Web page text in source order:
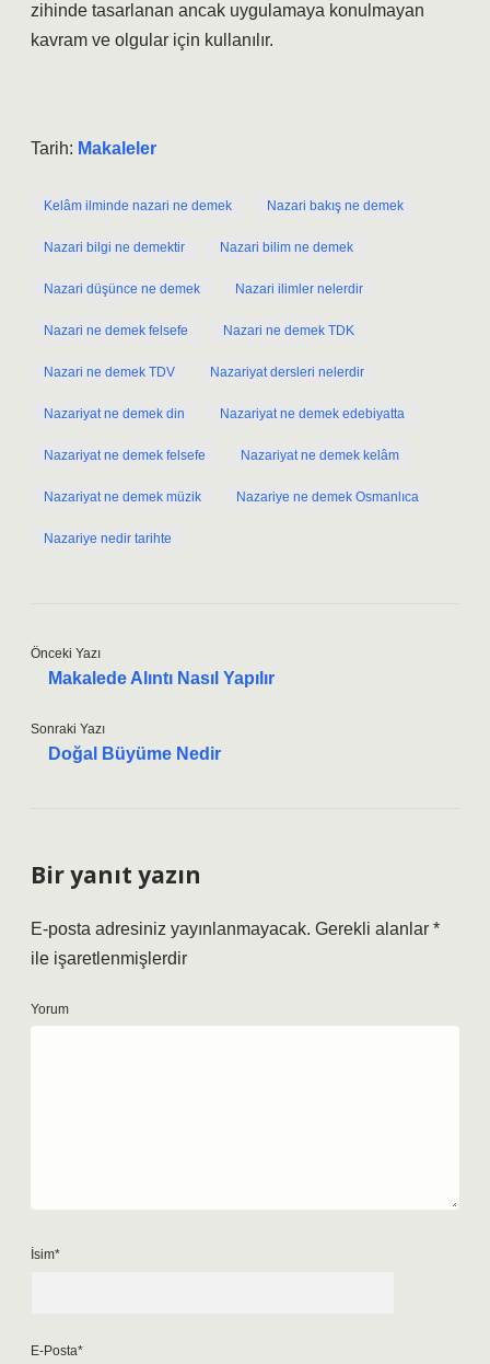
zihinde tasarlanan ancak uygulamaya konulmayan
kavram ve olgular için kullanılır.
Tarih: Makaleler
Kelâm ilminde nazari ne demek Nazari bakış ne demek
Nazari bilgi ne demektir Nazari bilim ne demek
Nazari düşünce ne demek Nazari ilimler nelerdir
Nazari ne demek felsefe Nazari ne demek TDK
Nazari ne demek TDV Nazariyat dersleri nelerdir
Nazariyat ne demek din Nazariyat ne demek edebiyatta
Nazariyat ne demek felsefe Nazariyat ne demek kelâm
Nazariyat ne demek müzik Nazariye ne demek Osmanlıca
Nazariye nedir tarihte
Önceki Yazı
Makalede Alıntı Nasıl Yapılır
Sonraki Yazı
Doğal Büyüme Nedir
Bir yanıt yazın
E-posta adresiniz yayınlanmayacak. Gerekli alanlar *
ile işaretlenmişlerdir
Yorum
İsim*
E-Posta*